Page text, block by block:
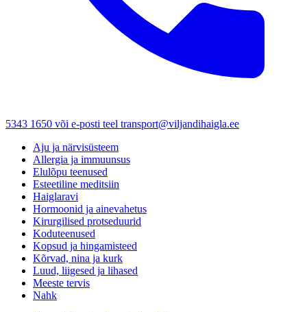
5343 1650 või e-posti teel transport@viljandihaigla.ee
Aju ja närvisüsteem
Allergia ja immuunsus
Elulõpu teenused
Esteetiline meditsiin
Haiglaravi
Hormoonid ja ainevahetus
Kirurgilised protseduurid
Koduteenused
Kopsud ja hingamisteed
Kõrvad, nina ja kurk
Luud, liigesed ja lihased
Meeste tervis
Nahk